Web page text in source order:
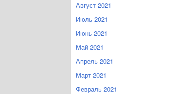
Август 2021
Июль 2021
Июнь 2021
Май 2021
Апрель 2021
Март 2021
Февраль 2021